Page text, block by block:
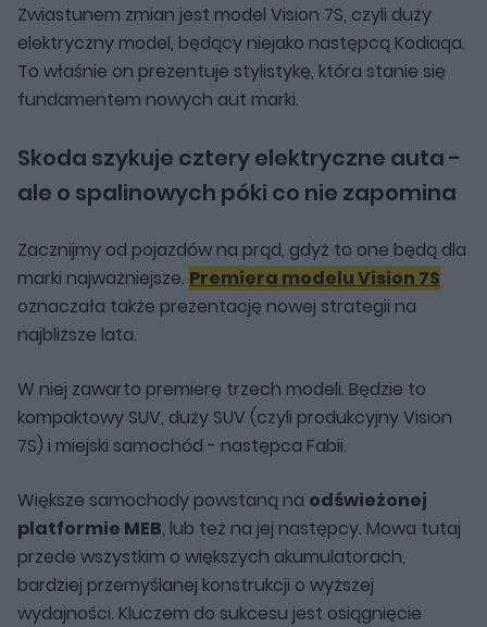
Zwiastunem zmian jest model Vision 7S, czyli duży
elektryczny model, będący niejako następcą Kodiaqa.
To właśnie on prezentuje stylistykę, która stanie się
fundamentem nowych aut marki.
Skoda szykuje cztery elektryczne auta -
ale o spalinowych póki co nie zapomina
Zacznijmy od pojazdów na prąd, gdyż to one będą dla
marki najważniejsze. Premiera modelu Vision 7S
oznaczała także prezentację nowej strategii na
najbliższe lata.
W niej zawarto premierę trzech modeli. Będzie to
kompaktowy SUV, duży SUV (czyli produkcyjny Vision
7S) i miejski samochód - następca Fabii.
Większe samochody powstaną na odświeżonej
platformie MEB, lub też na jej następcy. Mowa tutaj
przede wszystkim o większych akumulatorach,
bardziej przemyślanej konstrukcji o wyższej
wydajności. Kluczem do sukcesu jest osiągnięcie